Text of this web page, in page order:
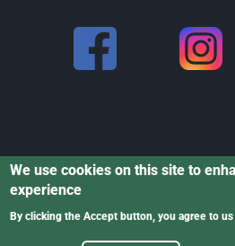
Informativa dati personali·
We use cookies on this site to
experience
By clicking the Accept button, you agree to